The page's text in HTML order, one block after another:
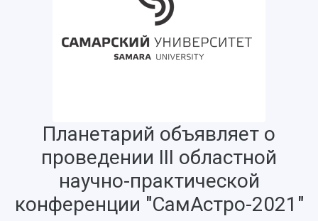
НАЗАД
Об университете
История
Ключевые факты
Новости
Главные новости
Бортжурнал
Образование
Почему я выбираю Самарский университет?
Абитуриенту
Научно-исследовательская деятельность
Основные научные направления
Научные школы и ведущие научные коллективы
Планетарий объявляет о
проведении III областной
научно-практической
конференции "СамАстро-2021"